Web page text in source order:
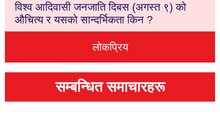
लोकप्रिय
विश्व आदिवासी जनजाति दिबस (अगस्त ९) को
औचित्य र यसको सान्दर्भिकता किन ?
सम्बन्धित समाचारहरू